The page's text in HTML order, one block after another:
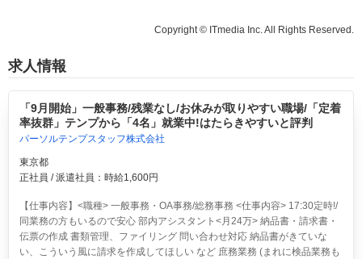
Copyright © ITmedia Inc. All Rights Reserved.
求人情報
「9月開始」一般事務/残業なし/お休みが取りやすい職場/「定着
率抜群」テンプから「4名」就業中!はたらきやすいと評判
パーソルテンプスタッフ株式会社
東京都
正社員 / 派遣社員：時給1,600円
【仕事内容】<職種> 一般事務・OA事務/総務事務 <仕事内容> 17:30定時!/
同業務の方もいるので安心 部内アシスタント<月24万> 納品書・請求書・
伝票の作成 書類管理、ファイリング 問い合わせ対応 納品書がきていな
い、こういう風に請求を作成してほしい など 庶務業務 (まれに検品業務も